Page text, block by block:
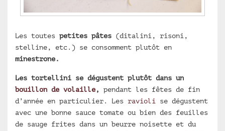
Les toutes petites pâtes (ditalini, risoni,
stelline, etc.) se consomment plutôt en
minestrone.
Les tortellini se dégustent plutôt dans un
bouillon de volaille,
pendant les fêtes de fin
d’année en particulier. Les ravioli se dégustent
avec une bonne sauce tomate ou bien des feuilles
de sauge frites dans un beurre noisette et du